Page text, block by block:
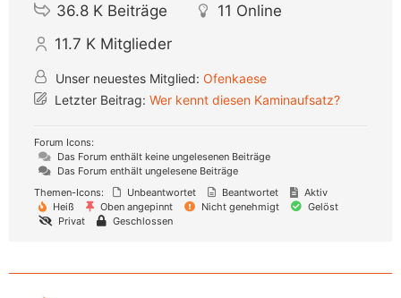
36.8 K Beiträge 11 Online
11.7 K Mitglieder
Unser neuestes Mitglied: Ofenkaese
Letzter Beitrag: Wer kennt diesen Kaminaufsatz?
Forum Icons:
Das Forum enthält keine ungelesenen Beiträge
Das Forum enthält ungelesene Beiträge
Themen-Icons:
Unbeantwortet Beantwortet
Aktiv
Heiß
Oben angepinnt Nicht genehmigt
Gelöst
Privat
Geschlossen